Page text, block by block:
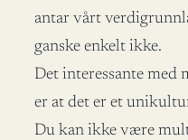
antar vårt
ganske enkelt ikke.
Det interessante
er at det er et
Du kan ikke være